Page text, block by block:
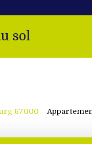
sol
67000